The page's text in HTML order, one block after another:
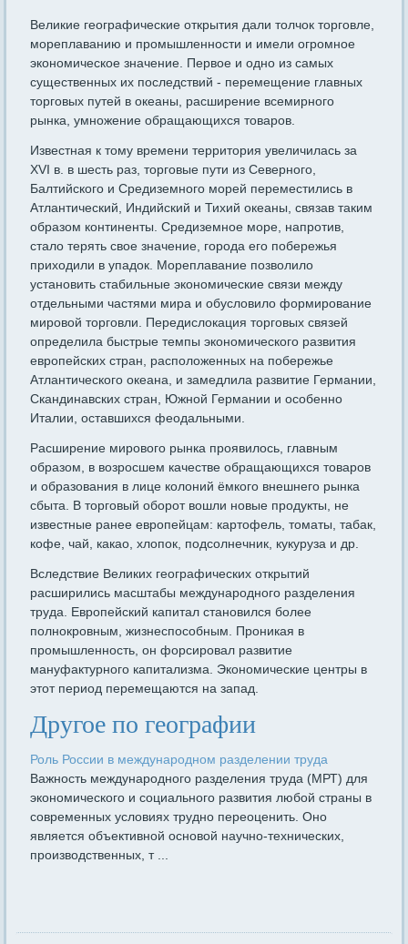
Великие географические открытия дали толчок торговле,
мореплаванию и промышленности и имели огромное
экономическое значение. Первое и одно из самых
существенных их последствий - перемещение главных
торговых путей в океаны, расширение всемирного
рынка, умножение обращающихся товаров.
Известная к тому времени территория увеличилась за
XVI в. в шесть раз, торговые пути из Северного,
Балтийского и Средиземного морей переместились в
Атлантический, Индийский и Тихий океаны, связав таким
образом континенты. Средиземное море, напротив,
стало терять свое значение, города его побережья
приходили в упадок. Мореплавание позволило
установить стабильные экономические связи между
отдельными частями мира и обусловило формирование
мировой торговли. Передислокация торговых связей
определила быстрые темпы экономического развития
европейских стран, расположенных на побережье
Атлантического океана, и замедлила развитие Германии,
Скандинавских стран, Южной Германии и особенно
Италии, оставшихся феодальными.
Расширение мирового рынка проявилось, главным
образом, в возросшем качестве обращающихся товаров
и образования в лице колоний ёмкого внешнего рынка
сбыта. В торговый оборот вошли новые продукты, не
известные ранее европейцам: картофель, томаты, табак,
кофе, чай, какао, хлопок, подсолнечник, кукуруза и др.
Вследствие Великих географических открытий
расширились масштабы международного разделения
труда. Европейский капитал становился более
полнокровным, жизнеспособным. Проникая в
промышленность, он форсировал развитие
мануфактурного капитализма. Экономические центры в
этот период перемещаются на запад.
Другое по географии
Роль России в международном разделении труда
Важность международного разделения труда (МРТ) для
экономического и социального развития любой страны в
со­временных условиях трудно переоценить. Оно
является объ­ективной основой научно-технических,
производственных, т ...